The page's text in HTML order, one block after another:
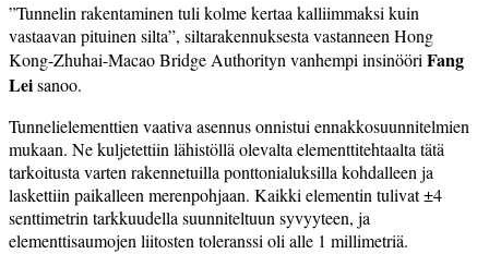
”Tunnelin rakentaminen tuli kolme kertaa kalliimmaksi kuin
vastaavan pituinen silta”, siltarakennuksesta vastanneen Hong
Kong-Zhuhai-Macao Bridge Authorityn vanhempi insinööriFang
Leisanoo.
Tunnelielementtien vaativa asennus onnistui ennakkosuunnitelmien
mukaan. Ne kuljetettiin lähistöllä olevalta elementtitehtaalta tätä
tarkoitusta varten rakennetuilla ponttonialuksilla kohdalleen ja
laskettiin paikalleen merenpohjaan. Kaikki elementin tulivat ±4
senttimetrin tarkkuudella suunniteltuun syvyyteen, ja
elementtisaumojen liitosten toleranssi oli alle 1 millimetriä.